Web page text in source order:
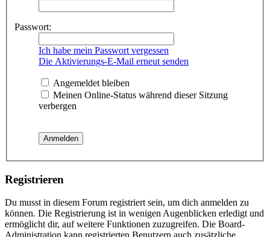
Passwort:
Ich habe mein Passwort vergessen
Die Aktivierungs-E-Mail erneut senden
Angemeldet bleiben
Meinen Online-Status während dieser Sitzung
verbergen
Registrieren
Du musst in diesem Forum registriert sein, um dich anmelden zu
können. Die Registrierung ist in wenigen Augenblicken erledigt und
ermöglicht dir, auf weitere Funktionen zuzugreifen. Die Board-